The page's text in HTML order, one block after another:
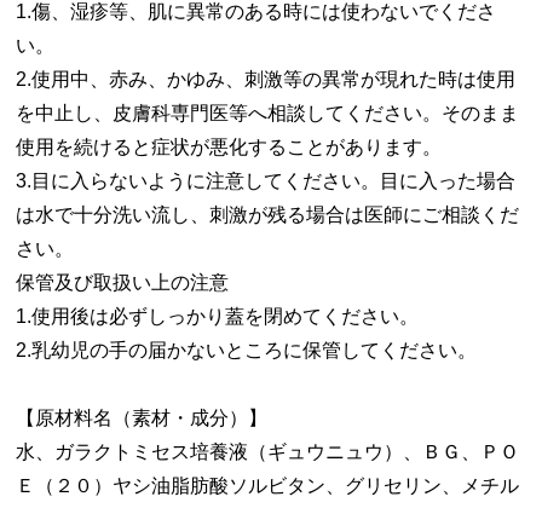
1.傷、湿疹等、肌に異常のある時には使わないでくださ
い。
2.使用中、赤み、かゆみ、刺激等の異常が現れた時は使用
を中止し、皮膚科専門医等へ相談してください。そのまま
使用を続けると症状が悪化することがあります。
3.目に入らないように注意してください。目に入った場合
は水で十分洗い流し、刺激が残る場合は医師にご相談くだ
さい。
保管及び取扱い上の注意
1.使用後は必ずしっかり蓋を閉めてください。
2.乳幼児の手の届かないところに保管してください。
【原材料名（素材・成分）】
水、ガラクトミセス培養液（ギュウニュウ）、ＢＧ、ＰＯ
Ｅ（２０）ヤシ油脂肪酸ソルビタン、グリセリン、メチル